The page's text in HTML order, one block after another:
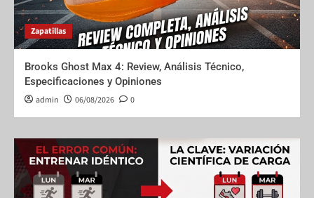
Zapatillas
Brooks Ghost Max 4: Review, Análisis Técnico,
Especificaciones y Opiniones
admin 06/08/2026 0